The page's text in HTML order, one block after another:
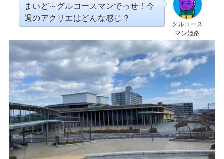
グルコース
マン姫路
まいど～グルコースマンでっせ！今
週のアクリエはどんな感じ？